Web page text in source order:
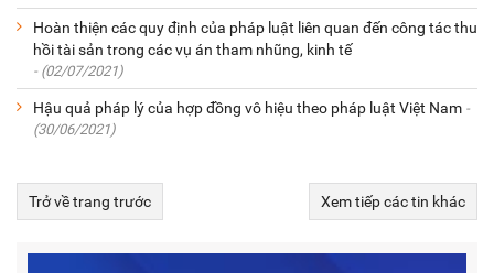
Hoàn thiện các quy định của pháp luật liên quan đến công tác thu
hồi tài sản trong các vụ án tham nhũng, kinh tế
- (02/07/2021)
Hậu quả pháp lý của hợp đồng vô hiệu theo pháp luật Việt Nam -
(30/06/2021)
Trở về trang trước Xem tiếp các tin khác